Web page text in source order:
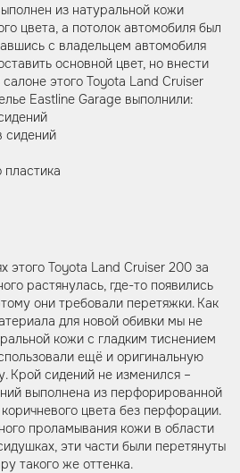
из натуральной кожи
цвета, а потолок автомобиля был
с владельцем автомобиля
основной цвет, но внести
этого Toyota Land Cruiser
Eastline Garage выполнили:
сидений
пластика
этого Toyota Land Cruiser 200 за
растянулась, где-то появились
они требовали перетяжки. Как
для новой обивки мы не
кожи с гладким тиснением
ещё и оригинальную
Крой сидений не изменился –
выполнена из перфорированной
цвета без перфорации.
проламывания кожи в области
эти части были перетянуты
такого же оттенка.